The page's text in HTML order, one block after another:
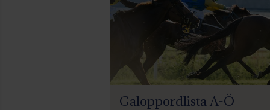
Galoppordlista A-Ö